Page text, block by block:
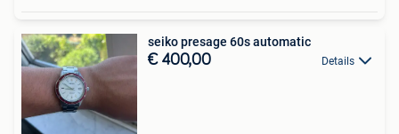
seiko presage 60s automatic
€ 400,00 Details